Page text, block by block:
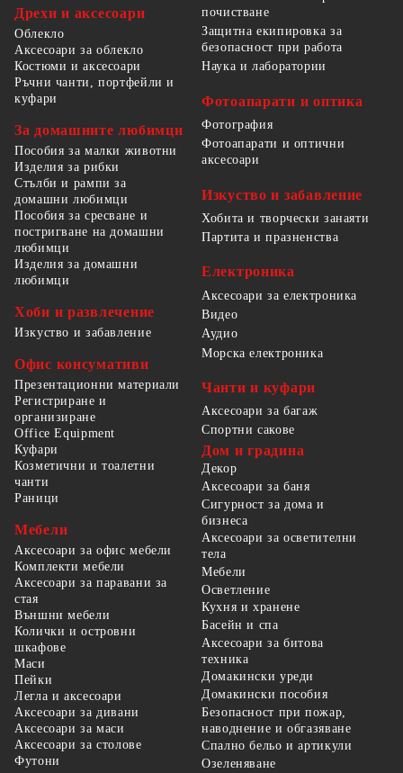
Дрехи и аксесоари
Облекло
Аксесоари за облекло
Костюми и аксесоари
Ръчни чанти, портфейли и
куфари
За домашните любимци
Пособия за малки животни
Изделия за рибки
Стълби и рампи за
домашни любимци
Пособия за сресване и
постригване на домашни
любимци
Изделия за домашни
любимци
Хоби и развлечение
Изкуство и забавление
Офис консумативи
Презентационни материали
Регистриране и
организиране
Office Equipment
почистване
Защитна екипировка за
безопасност при работа
Наука и лаборатории
Фотоапарати и оптика
Фотография
Фотоапарати и оптични
аксесоари
Изкуство и забавление
Хобита и творчески занаяти
Партита и празненства
Електроника
Аксесоари за електроника
Видео
Аудио
Морска електроника
Чанти и куфари
Аксесоари за багаж
Спортни сакове
Куфари
Козметични и тоалетни
чанти
Раници
Мебели
Аксесоари за офис мебели
Комплекти мебели
Аксесоари за паравани за
стая
Външни мебели
Колички и островни
шкафове
Маси
Пейки
Легла и аксесоари
Аксесоари за дивани
Аксесоари за маси
Аксесоари за столове
Футони
Дом и градина
Декор
Аксесоари за баня
Сигурност за дома и
бизнеса
Аксесоари за осветителни
тела
Мебели
Осветление
Кухня и хранене
Басейн и спа
Аксесоари за битова
техника
Домакински уреди
Домакински пособия
Безопасност при пожар,
наводнение и обгазяване
Спално бельо и артикули
Озеленяване